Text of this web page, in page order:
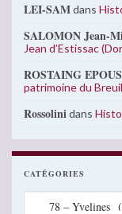
LEI-SAMdans
SALOMON Jean-
Jean d’Estissac
ROSTAING
patrimoine du
Rossolinidans
CATÉGORIES
Catégories